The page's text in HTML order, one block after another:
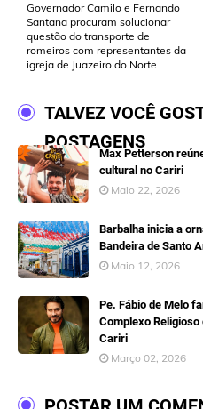
Governador Camilo e Fernando
Santana procuram solucionar
questão do transporte de
romeiros com representantes da
igreja de Juazeiro do Norte
TALVEZ VOCÊ
POSTAGENS
Max Petterson
cultural no Cariri
Maio 22, 2026
Barbalha inicia a
Bandeira de Santo
Maio 12, 2026
Pe. Fábio de Melo
Complexo Religioso
Cariri
Março 02, 2026